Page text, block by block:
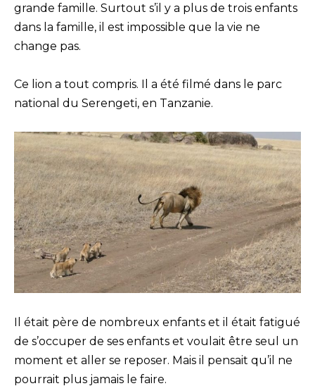
grande famille. Surtout s’il y a plus de trois enfants
dans la famille, il est impossible que la vie ne
change pas.
Ce lion a tout compris. Il a été filmé dans le parc
national du Serengeti, en Tanzanie.
Il était père de nombreux enfants et il était fatigué
de s’occuper de ses enfants et voulait être seul un
moment et aller se reposer. Mais il pensait qu’il ne
pourrait plus jamais le faire.